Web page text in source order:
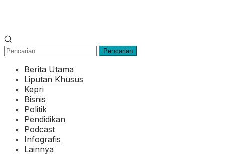
Pencarian
Berita Utama
Liputan Khusus
Kepri
Bisnis
Politik
Pendidikan
Podcast
Infografis
Lainnya